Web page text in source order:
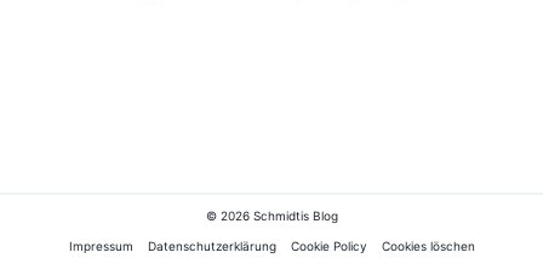
© 2026 Schmidtis Blog
Impressum Datenschutzerklärung Cookie Policy Cookies löschen